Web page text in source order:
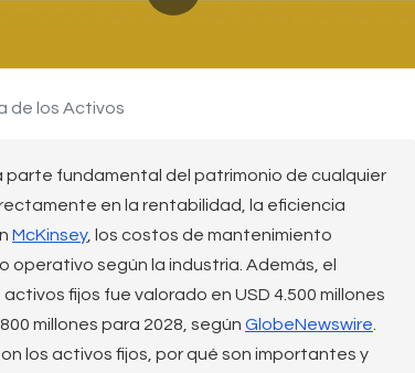
de los Activos
parte fundamental del patrimonio de cualquier
en la rentabilidad, la eficiencia
McKinsey, los costos de mantenimiento
operativo según la industria. Además, el
fijos fue valorado en USD 4.500 millones
millones para 2028, según GlobeNewswire
los activos fijos, por qué son importantes y